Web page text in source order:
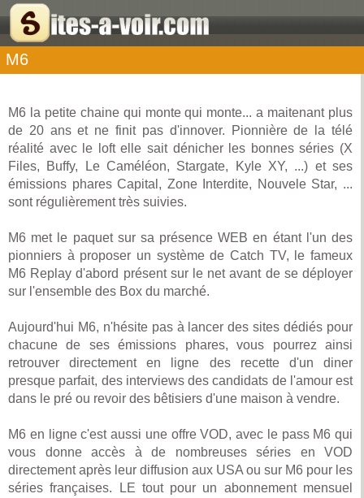
M6
M6 la petite chaine qui monte qui monte... a maitenant plus
de 20 ans et ne finit pas d'innover. Pionnière de la télé
réalité avec le loft elle sait dénicher les bonnes séries (X
Files, Buffy, Le Caméléon, Stargate, Kyle XY, ...) et ses
émissions phares Capital, Zone Interdite, Nouvele Star, ...
sont régulièrement très suivies.
M6 met le paquet sur sa présence WEB en étant l'un des
pionniers à proposer un système de Catch TV, le fameux
M6 Replay d'abord présent sur le net avant de se déployer
sur l'ensemble des Box du marché.
Aujourd'hui M6, n'hésite pas à lancer des sites dédiés pour
chacune de ses émissions phares, vous pourrez ainsi
retrouver directement en ligne des recette d'un diner
presque parfait, des interviews des candidats de l'amour est
dans le pré ou revoir des bêtisiers d'une maison à vendre.
M6 en ligne c'est aussi une offre VOD, avec le pass M6 qui
vous donne accès à de nombreuses séries en VOD
directement après leur diffusion aux USA ou sur M6 pour les
séries françaises. LE tout pour un abonnement mensuel